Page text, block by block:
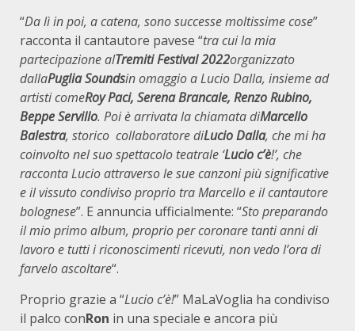
“Da lì in poi, a catena, sono successe moltissime cose”
racconta il cantautore pavese “tra cui la mia
partecipazione alTremiti Festival 2022organizzato
dallaPuglia Soundsin omaggio a Lucio Dalla, insieme ad
artisti comeRoy Paci, Serena Brancale, Renzo Rubino,
Beppe Servillo. Poi è arrivata la chiamata diMarcello
Balestra, storico collaboratore diLucio Dalla, che mi ha
coinvolto nel suo spettacolo teatrale ‘Lucio c’è!’, che
racconta Lucio attraverso le sue canzoni più significative
e il vissuto condiviso proprio tra Marcello e il cantautore
bolognese”. E annuncia ufficialmente: “Sto preparando
il mio primo album, proprio per coronare tanti anni di
lavoro e tutti i riconoscimenti ricevuti, non vedo l’ora di
farvelo ascoltare“.
Proprio grazie a “Lucio c’è!” MaLaVoglia ha condiviso
il palco conRon in una speciale e ancora più